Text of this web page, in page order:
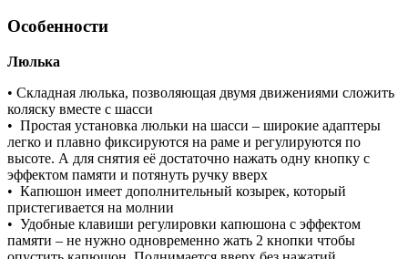
Особенности
Люлька
• Складная люлька, позволяющая двумя движениями сложить
коляску вместе с шасси
• Простая установка люльки на шасси – широкие адаптеры
легко и плавно фиксируются на раме и регулируются по
высоте. А для снятия её достаточно нажать одну кнопку с
эффектом памяти и потянуть ручку вверх
• Капюшон имеет дополнительный козырек, который
пристегивается на молнии
• Удобные клавиши регулировки капюшона с эффектом
памяти – не нужно одновременно жать 2 кнопки чтобы